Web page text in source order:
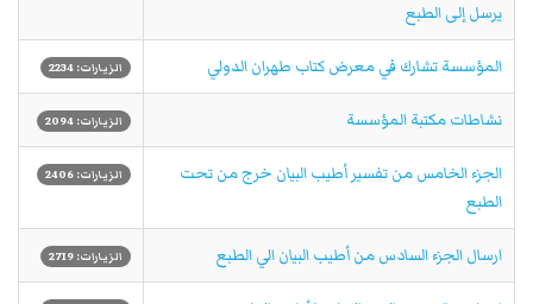
يرسل إلی الطبع
المؤسسة تشارك في معرض كتاب طهران الدولي الزيارات: 2234
نشاطات مكتبة المؤسسة الزيارات: 2094
الجزء الخامس من تفسير أطيب البيان خرج من تحت
الطبع
الزيارات: 2406
ارسال الجزء السادس من أطيب البيان الي الطبع الزيارات: 2719